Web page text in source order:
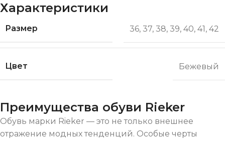
Характеристики
Размер 36, 37, 38, 39, 40, 41, 42
Цвет Бежевый
Преимущества обуви Rieker
Обувь марки Rieker — это не только внешнее
отражение модных тенденций. Особые черты